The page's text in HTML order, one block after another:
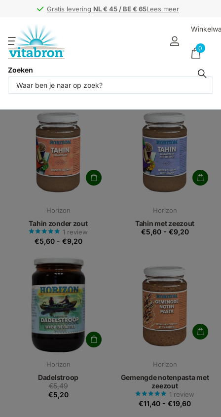
Gratis levering NL € 45 / BE € 65Lees meer
Gratis levering NL € 45 / BE € 65
Zoeken
0
Horizon (17)
Horizon
Tahin zonder zout
1 review
€5,60- €9,20
Horizon
Tahin met zeezout
€5,60- €9,20
Horizon
Dadelstroop
€5,49
€5,20
Horizon
Gemengde notenpasta met
zeezout
1 review
€11,40 - €19,60